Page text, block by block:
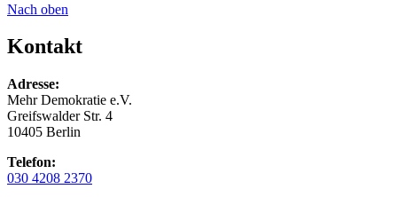
Nach oben
Kontakt
Adresse:
Mehr Demokratie e.V.
Greifswalder Str. 4
10405 Berlin
Telefon:
030 4208 2370